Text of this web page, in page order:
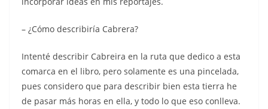
– ¿Cómo describiría Cabrera?
Intenté describir Cabreira en la ruta que dedico a esta
comarca en el libro, pero solamente es una pincelada,
pues considero que para describir bien esta tierra he
de pasar más horas en ella, y todo lo que eso conlleva.